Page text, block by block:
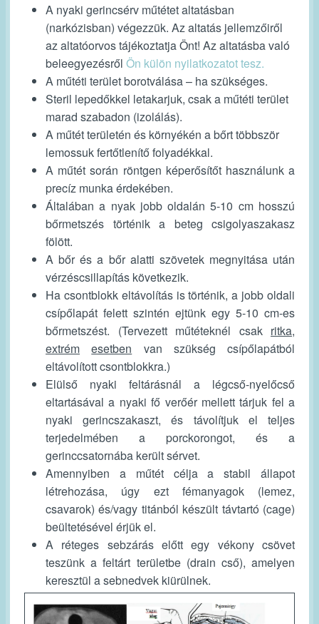
A nyaki gerincsérv műtétet altatásban
(narkózisban) végezzük. Az altatás jellemzőiről
az altatóorvos tájékoztatja Önt! Az altatásba való
beleegyezésről Ön külön nyilatkozatot tesz.
A műtéti terület borotválása – ha szükséges.
Steril lepedőkkel letakarjuk, csak a műtéti terület
marad szabadon (izolálás).
A műtét területén és környékén a bőrt többször
lemossuk fertőtlenítő folyadékkal.
A műtét során röntgen képerősítőt használunk a
precíz munka érdekében.
Általában a nyak jobb oldalán 5-10 cm hosszú
bőrmetszés történik a beteg csigolyaszakasz
fölött.
A bőr és a bőr alatti szövetek megnyitása után
vérzéscsillapítás következik.
Ha csontblokk eltávolítás is történik, a jobb oldali
csípőlapát felett szintén ejtünk egy 5-10 cm-es
bőrmetszést. (Tervezett műtéteknél csak ritka,
extrém
esetben van szükség csípőlapátból
eltávolított csontblokkra.)
Elülső nyaki feltárásnál a légcső-nyelőcső
eltartásával a nyaki fő verőér mellett tárjuk fel a
nyaki gerincszakaszt, és távolítjuk el teljes
terjedelmében a porckorongot, és a
gerinccsatornába került sérvet.
Amennyiben a műtét célja a stabil állapot
létrehozása, úgy ezt fémanyagok (lemez,
csavarok) és/vagy titánból készült távtartó (cage)
beültetésével érjük el.
A réteges sebzárás előtt egy vékony csövet
teszünk a feltárt területbe (drain cső), amelyen
keresztül a sebnedvek kiürülnek.